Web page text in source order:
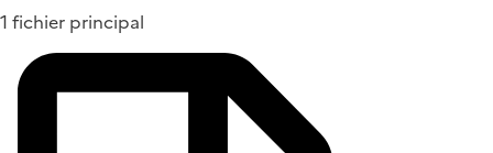
1 fichier principal